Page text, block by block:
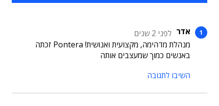
אדר לפני 2 שנים
מנהלת מדהימה, מקצועית ואנושית! Pontera זכתה
באנשים כמוך שמעצבים אותה
השיבו לתגובה